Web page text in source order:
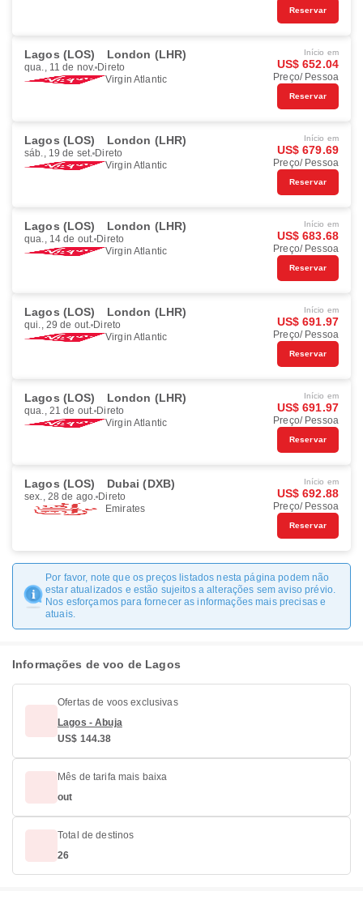
Reservar
Lagos (LOS) London (LHR)
qua., 11 de nov. Direto
Virgin Atlantic
Início em
US$ 652.04
Preço/ Pessoa
Reservar
Lagos (LOS) London (LHR)
sáb., 19 de set. Direto
Virgin Atlantic
Início em
US$ 679.69
Preço/ Pessoa
Reservar
Lagos (LOS) London (LHR)
qua., 14 de out. Direto
Virgin Atlantic
Início em
US$ 683.68
Preço/ Pessoa
Reservar
Lagos (LOS) London (LHR)
qui., 29 de out. Direto
Virgin Atlantic
Início em
US$ 691.97
Preço/ Pessoa
Reservar
Lagos (LOS) London (LHR)
qua., 21 de out. Direto
Virgin Atlantic
Início em
US$ 691.97
Preço/ Pessoa
Reservar
Lagos (LOS) Dubai (DXB)
sex., 28 de ago. Direto
Emirates
Início em
US$ 692.88
Preço/ Pessoa
Reservar
Por favor, note que os preços listados nesta página podem não
estar atualizados e estão sujeitos a alterações sem aviso prévio.
Nos esforçamos para fornecer as informações mais precisas e
atuais.
Informações de voo de Lagos
Ofertas de voos exclusivas
Lagos - Abuja
US$ 144.38
Mês de tarifa mais baixa
out
Total de destinos
26